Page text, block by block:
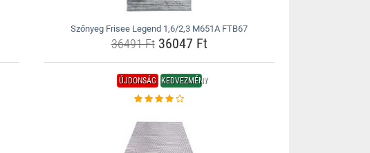
Szőnyeg Frisee Legend 1,6/2,3 M651A FTB67
36491 Ft36047 Ft
ÚJDONSÁG KEDVEZMÉNY